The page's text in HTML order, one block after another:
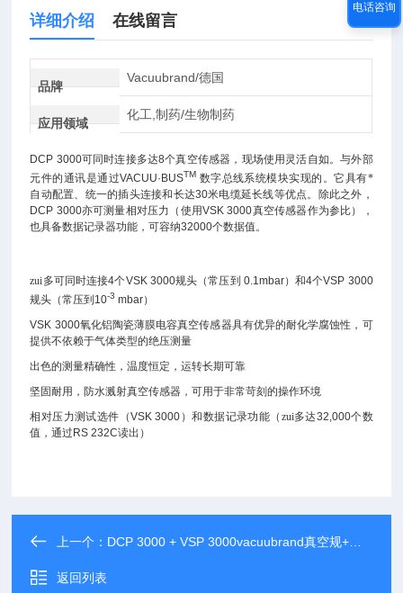
详细介绍 在线留言
品牌
Vacuubrand/德国
应用领域
化工,制药/生物制药
DCP 3000可同时连接多达8个真空传感器，现场使用灵活自如。与外部
元件的通讯是通过VACUU·BUSTM 数字总线系统模块实现的。它具有*
自动配置、统一的插头连接和长达30米电缆延长线等优点。除此之外，
DCP 3000亦可测量相对压力（使用VSK 3000真空传感器作为参比），
也具备数据记录器功能，可容纳32000个数据值。
zui多可同时连接4个VSK 3000规头（常压到 0.1mbar）和4个VSP 3000
规头（常压到 10-3 mbar）
VSK 3000氧化铝陶瓷薄膜电容真空传感器具有优异的耐化学腐蚀性，可
提供不依赖于气体类型的绝压测量
出色的测量精确性，温度恒定，运转长期可靠
坚固耐用，防水溅射真空传感器，可用于非常苛刻的操作环境
相对压力测试选件（VSK 3000 ）和数据记录功能（zui多达32,000个数
值，通过 RS 232C读出）
上一个： DCP 3000 + VSP 3000vacuubrand真空规+传感器
返回列表
电话咨询